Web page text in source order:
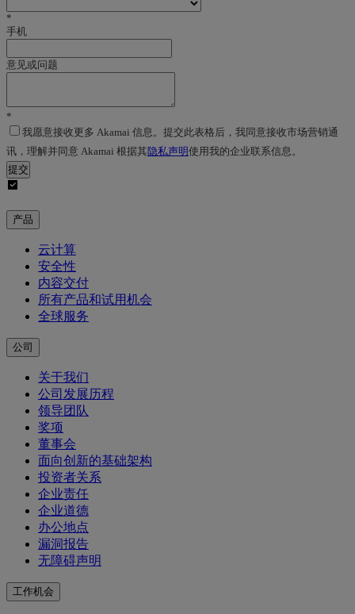
*
手机
意见或问题
*
我愿意接收更多 Akamai 信息。提交此表格后，我同意接收市场营销通
讯，理解并同意 Akamai 根据其隐私声明使用我的企业联系信息。
提交
产品
云计算
安全性
内容交付
所有产品和试用机会
全球服务
公司
关于我们
公司发展历程
领导团队
奖项
董事会
面向创新的基础架构
投资者关系
企业责任
企业道德
办公地点
漏洞报告
无障碍声明
工作机会